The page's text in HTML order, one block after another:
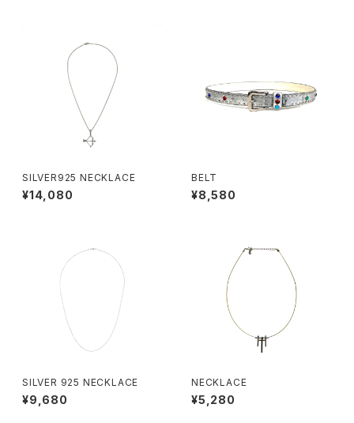
SILVER925 NECKLACE
¥14,080
BELT
¥8,580
SILVER 925 NECKLACE
¥9,680
NECKLACE
¥5,280